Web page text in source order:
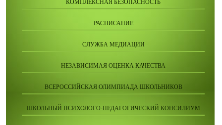
КОМПЛЕКСНАЯ БЕЗОПАСНОСТЬ
РАСПИСАНИЕ
СЛУЖБА МЕДИАЦИИ
НЕЗАВИСИМАЯ ОЦЕНКА КАЧЕСТВА
ВСЕРОССИЙСКАЯ ОЛИМПИАДА ШКОЛЬНИКОВ
ШКОЛЬНЫЙ ПСИХОЛОГО-ПЕДАГОГИЧЕСКИЙ КОНСИЛИУМ